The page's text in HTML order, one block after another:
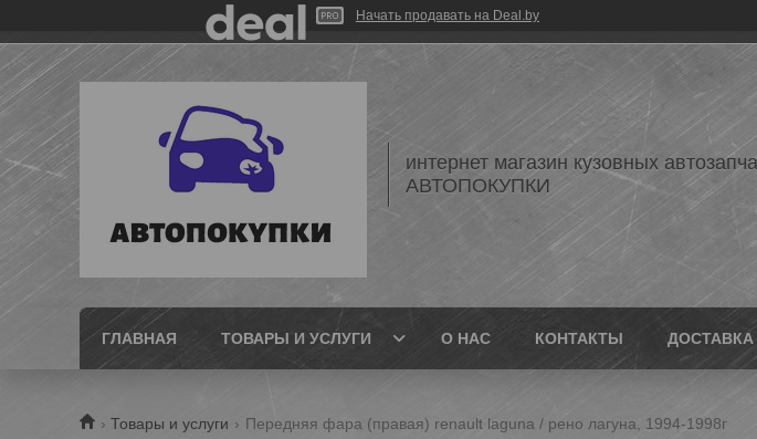
Начать продавать на Deal.by
интернет магазин кузовных
АВТОПОКУПКИ
ГЛАВНАЯ ТОВАРЫ И УСЛУГИ О НАС КОНТАКТЫ ДОСТАВКА
Товары и услуги Передняя фара (правая) renault laguna / рено лагуна, 1994-1998г